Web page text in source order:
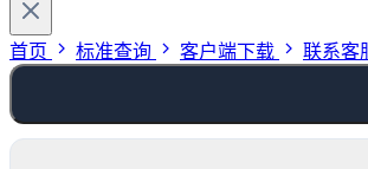
首页 标准查询 客户端下载 联系客